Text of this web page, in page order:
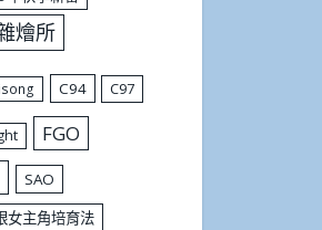
燴所
C94 C97
FGO
SAO
女主角培育法